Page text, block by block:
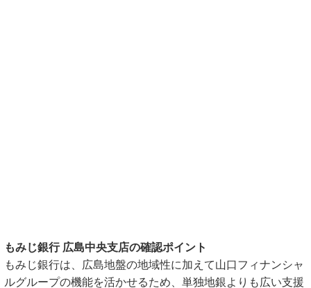
もみじ銀行 広島中央支店の確認ポイント
もみじ銀行は、広島地盤の地域性に加えて山口フィナンシャ
ルグループの機能を活かせるため、単独地銀よりも広い支援